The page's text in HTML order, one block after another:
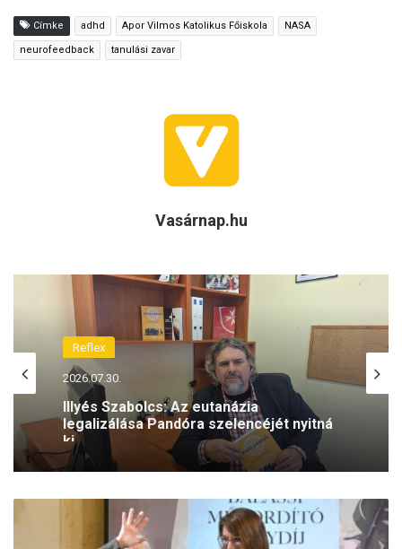
Címke adhd Apor Vilmos Katolikus Főiskola NASA
neurofeedback tanulási zavar
Vasárnap.hu
Reflex
2026.07.30.
Illyés Szabolcs: Az eutanázia
legalizálása Pandóra szelencéjét nyitná
ki
terjeszti